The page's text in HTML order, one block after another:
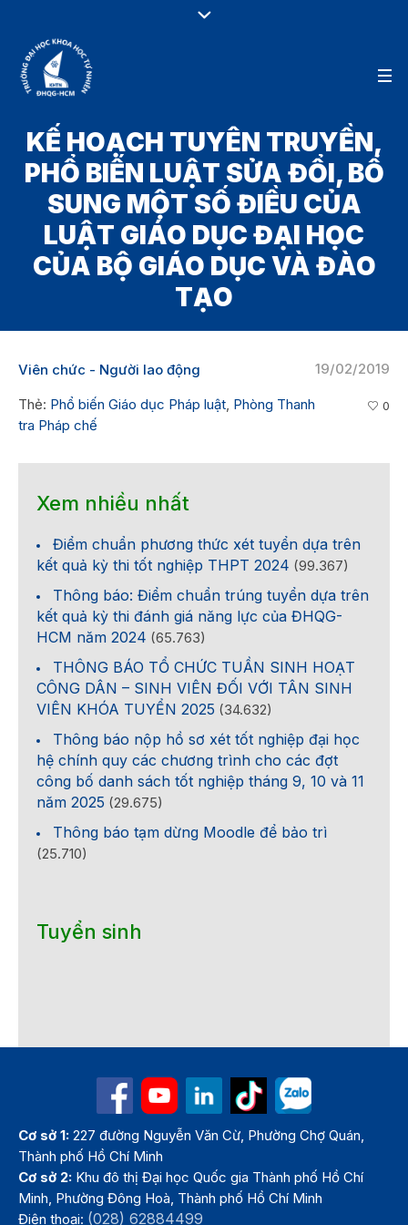
KẾ HOẠCH TUYÊN TRUYỀN,
PHỔ BIẾN LUẬT SỬA ĐỔI, BỔ
SUNG MỘT SỐ ĐIỀU CỦA
LUẬT GIÁO DỤC ĐẠI HỌC
CỦA BỘ GIÁO DỤC VÀ ĐÀO
TẠO
19/02/2019
Viên chức - Người lao động
Thẻ: Phổ biến Giáo dục Pháp luật, Phòng Thanh
tra Pháp chế
0
Xem nhiều nhất
Điểm chuẩn phương thức xét tuyển dựa trên
kết quả kỳ thi tốt nghiệp THPT 2024 (99.367)
Thông báo: Điểm chuẩn trúng tuyển dựa trên
kết quả kỳ thi đánh giá năng lực của ĐHQG-
HCM năm 2024 (65.763)
THÔNG BÁO TỔ CHỨC TUẦN SINH HOẠT
CÔNG DÂN – SINH VIÊN ĐỐI VỚI TÂN SINH
VIÊN KHÓA TUYỂN 2025 (34.632)
Thông báo nộp hồ sơ xét tốt nghiệp đại học
hệ chính quy các chương trình cho các đợt
công bố danh sách tốt nghiệp tháng 9, 10 và 11
năm 2025 (29.675)
Thông báo tạm dừng Moodle để bảo trì
(25.710)
Tuyển sinh
Cơ sở 1: 227 đường Nguyễn Văn Cừ, Phường Chợ Quán,
Thành phố Hồ Chí Minh
Cơ sở 2: Khu đô thị Đại học Quốc gia Thành phố Hồ Chí
Minh, Phường Đông Hoà, Thành phố Hồ Chí Minh
Điện thoại: (028) 62884499